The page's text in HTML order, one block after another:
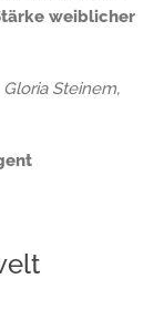
weiblicher
Gloria Steinem,